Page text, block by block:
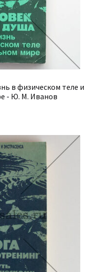
в физическом теле и
- Ю. М. Иванов